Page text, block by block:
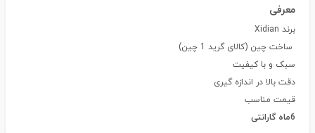
معرفی
برند Xidian
ساخت چین (کالای گرید 1 چین)
سبک و با کیفیت
دقت بالا در اندازه گیری
قیمت مناسب
6ماه گارانتی